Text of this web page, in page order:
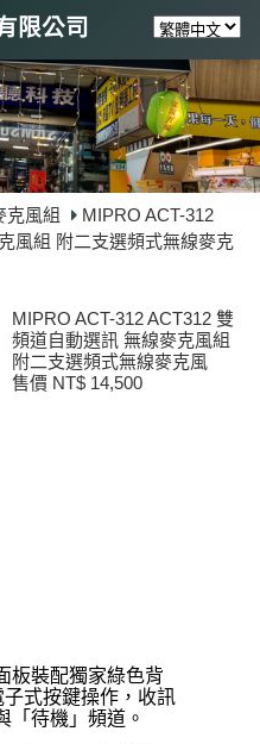
限公司
克風組
MIPRO ACT-312
風組 附二支選頻式無線麥克
MIPRO ACT-312 ACT312 雙
頻道自動選訊 無線麥克風組
附二支選頻式無線麥克風
售價 NT$ 14,500
板裝配獨家綠色背
式按鍵操作，收訊
「待機」頻道。